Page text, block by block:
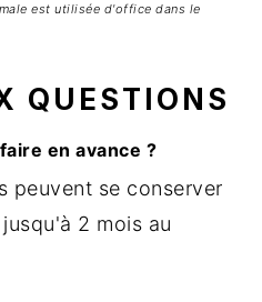
est utilisée d'office dans le
QUESTIONS
en avance ?
peuvent se conserver
2 mois au